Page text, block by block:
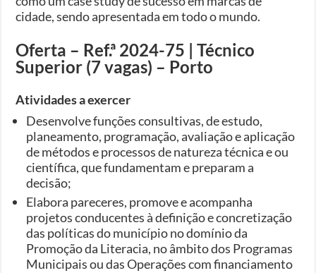
cidade, sendo apresentada em todo o mundo.
Oferta – Ref.ª 2024-75 | Técnico
Superior (7 vagas) – Porto
Atividades a exercer
Desenvolve funções consultivas, de estudo,
planeamento, programação, avaliação e aplicação
de métodos e processos de natureza técnica e ou
científica, que fundamentam e preparam a
decisão;
Elabora pareceres, promove e acompanha
projetos conducentes à definição e concretização
das políticas do município no domínio da
Promoção da Literacia, no âmbito dos Programas
Municipais ou das Operações com financiamento